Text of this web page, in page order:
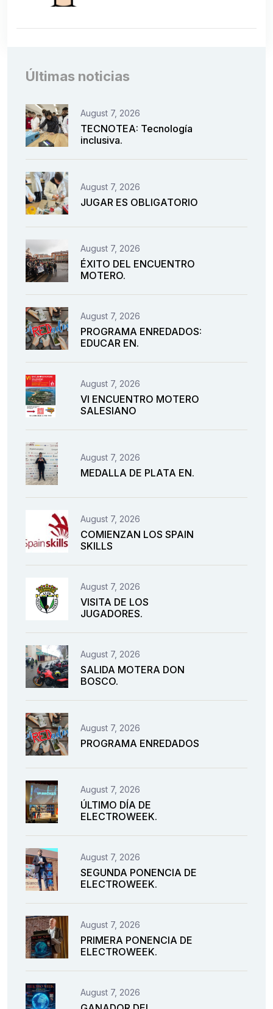
Últimas noticias
August 7, 2026
TECNOTEA: Tecnología
inclusiva.
August 7, 2026
JUGAR ES OBLIGATORIO
August 7, 2026
ÉXITO DEL ENCUENTRO
MOTERO.
August 7, 2026
PROGRAMA ENREDADOS:
EDUCAR EN.
August 7, 2026
VI ENCUENTRO MOTERO
SALESIANO
August 7, 2026
MEDALLA DE PLATA EN.
August 7, 2026
COMIENZAN LOS SPAIN
SKILLS
August 7, 2026
VISITA DE LOS
JUGADORES.
August 7, 2026
SALIDA MOTERA DON
BOSCO.
August 7, 2026
PROGRAMA ENREDADOS
August 7, 2026
ÚLTIMO DÍA DE
ELECTROWEEK.
August 7, 2026
SEGUNDA PONENCIA DE
ELECTROWEEK.
August 7, 2026
PRIMERA PONENCIA DE
ELECTROWEEK.
August 7, 2026